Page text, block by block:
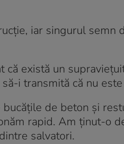
iar singurul semn
că există un
i transmită că nu
de beton și
rapid. Am ținut-o
salvatori.